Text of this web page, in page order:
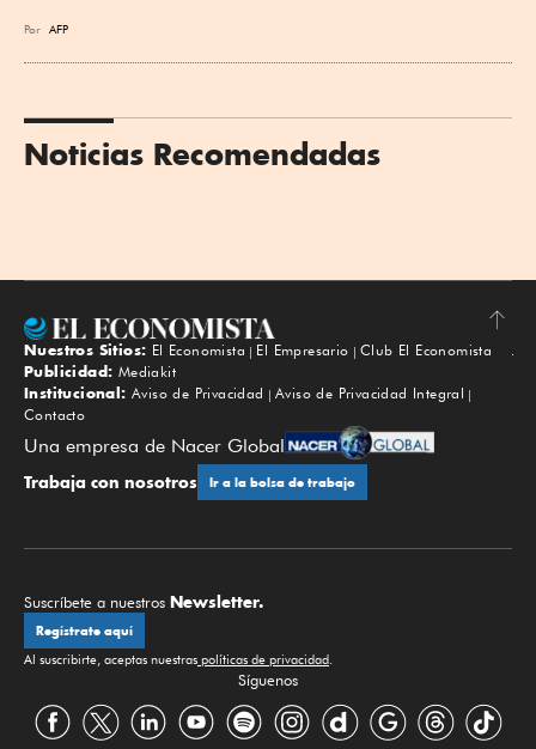
Por AFP
Noticias Recomendadas
Subir
Nuestros Sitios: El Economista El Empresario
Club El Economista
Publicidad: Mediakit
Institucional: Aviso de Privacidad
Aviso de Privacidad Integral
Contacto
Una empresa de Nacer Global
Trabaja con nosotros Ir a la bolsa de trabajo
Suscríbete a nuestros Newsletter.
Regístrate aquí
Al suscribirte, aceptas nuestras políticas de privacidad.
Síguenos